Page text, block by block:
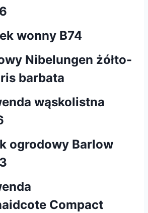
wonny B74
Nibelungen żółto-
barbata
wąskolistna
ogrodowy Barlow
Compact